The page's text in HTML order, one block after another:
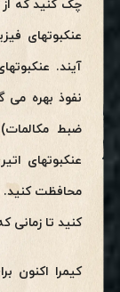
چک کنید که از
عنکبوتهای
آیند.
نفوذ بهره می
ضبط
عنکبوتهای
محافظت کنید.
کنید تا زمانی
کیمرا اکنون